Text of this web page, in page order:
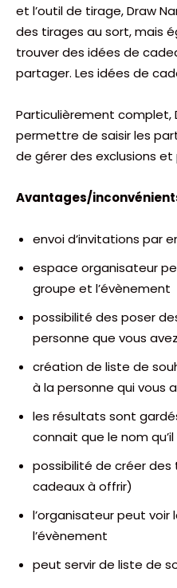
et l’outil de tirage, Draw
des tirages au sort, mais
trouver des idées de
partager. Les idées de
Particulièrement complet,
permettre de saisir les
de gérer des exclusions
Avantages/
envoi d’invitations par
espace organisateur
groupe et l’évènement
possibilité des poser
personne que vous
création de liste de
à la personne qui vous
les résultats sont
connait que le nom
possibilité de créer des
cadeaux à offrir)
l’organisateur peut
l’évènement
peut servir de liste de